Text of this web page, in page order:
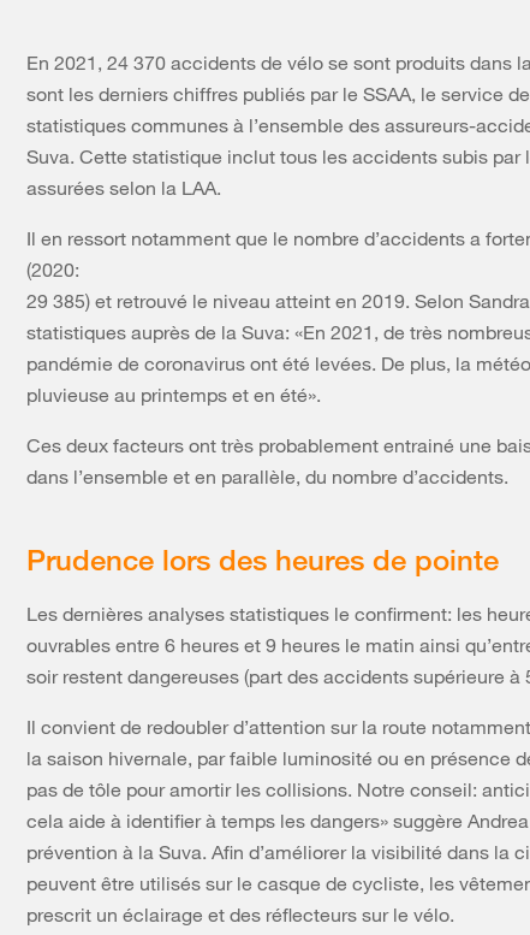
En 2021, 24 370 accidents de vélo se sont produits dans
sont les derniers chiffres publiés par le SSAA, le service
statistiques communes à l’ensemble des assureurs-
Suva. Cette statistique inclut tous les accidents subis par
assurées selon la LAA.
Il en ressort notamment que le nombre d’accidents a
(2020:
29 385) et retrouvé le niveau atteint en 2019. Selon
statistiques auprès de la Suva: «En 2021, de très
pandémie de coronavirus ont été levées. De plus, la
pluvieuse au printemps et en été».
Ces deux facteurs ont très probablement entrainé une
dans l’ensemble et en parallèle, du nombre d’accidents.
Prudence lors des heures de pointe
Les dernières analyses statistiques le confirment: les
ouvrables entre 6 heures et 9 heures le matin ainsi
soir restent dangereuses (part des accidents supérieure à
Il convient de redoubler d’attention sur la route
la saison hivernale, par faible luminosité ou en présence
pas de tôle pour amortir les collisions. Notre conseil:
cela aide à identifier à temps les dangers» suggère
prévention à la Suva. Afin d’améliorer la visibilité dans la
peuvent être utilisés sur le casque de cycliste, les
prescrit un éclairage et des réflecteurs sur le vélo.